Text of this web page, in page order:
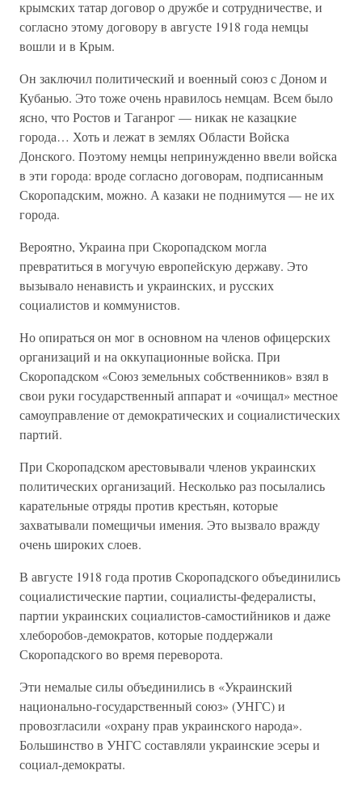
крымских татар договор о дружбе и сотрудничестве, и
согласно этому договору в августе 1918 года немцы
вошли и в Крым.
Он заключил политический и военный союз с Доном и
Кубанью. Это тоже очень нравилось немцам. Всем было
ясно, что Ростов и Таганрог — никак не казацкие
города… Хоть и лежат в землях Области Войска
Донского. Поэтому немцы непринужденно ввели войска
в эти города: вроде согласно договорам, подписанным
Скоропадским, можно. А казаки не поднимутся — не их
города.
Вероятно, Украина при Скоропадском могла
превратиться в могучую европейскую державу. Это
вызывало ненависть и украинских, и русских
социалистов и коммунистов.
Но опираться он мог в основном на членов офицерских
организаций и на оккупационные войска. При
Скоропадском «Союз земельных собственников» взял в
свои руки государственный аппарат и «очищал» местное
самоуправление от демократических и социалистических
партий.
При Скоропадском арестовывали членов украинских
политических организаций. Несколько раз посылались
карательные отряды против крестьян, которые
захватывали помещичьи имения. Это вызвало вражду
очень широких слоев.
В августе 1918 года против Скоропадского объединились
социалистические партии, социалисты-федералисты,
партии украинских социалистов-самостийников и даже
хлеборобов-демократов, которые поддержали
Скоропадского во время переворота.
Эти немалые силы объединились в «Украинский
национально-государственный союз» (УНГС) и
провозгласили «охрану прав украинского народа».
Большинство в УНГС составляли украинские эсеры и
социал-демократы.